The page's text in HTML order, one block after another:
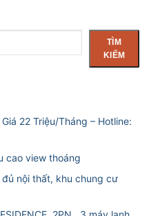
TÌM
KIẾM
22 Triệu/Tháng – Hotline:
cao view thoáng
nội thất, khu chung cư